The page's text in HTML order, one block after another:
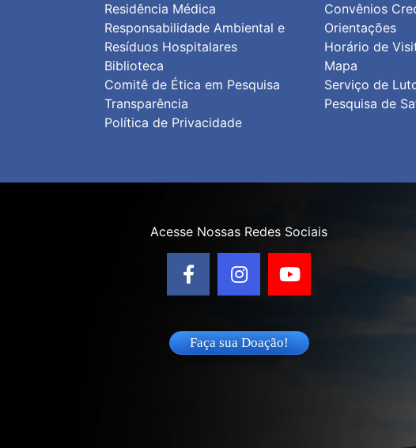
Residência Médica
Responsabilidade Ambiental e
Resíduos Hospitalares
Biblioteca
Comitê de Ética em Pesquisa
Transparência
Política de Privacidade
Convênios
Orientações
Horário de
Mapa
Serviço de
Pesquisa de
Acesse Nossas Redes Sociais
Faça sua Doação!